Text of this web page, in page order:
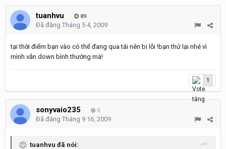
tuanhvu 89
Đã đăng Tháng 5 4, 2009
tại thời điểm bạn vào có thể đang qua tải nên bị lỗi !bạn thử lại nhé vì
mình vẫn down bình thường mà!
1
sonyvaio235 0
Đã đăng Tháng 9 16, 2009
tuanhvu đã nói: